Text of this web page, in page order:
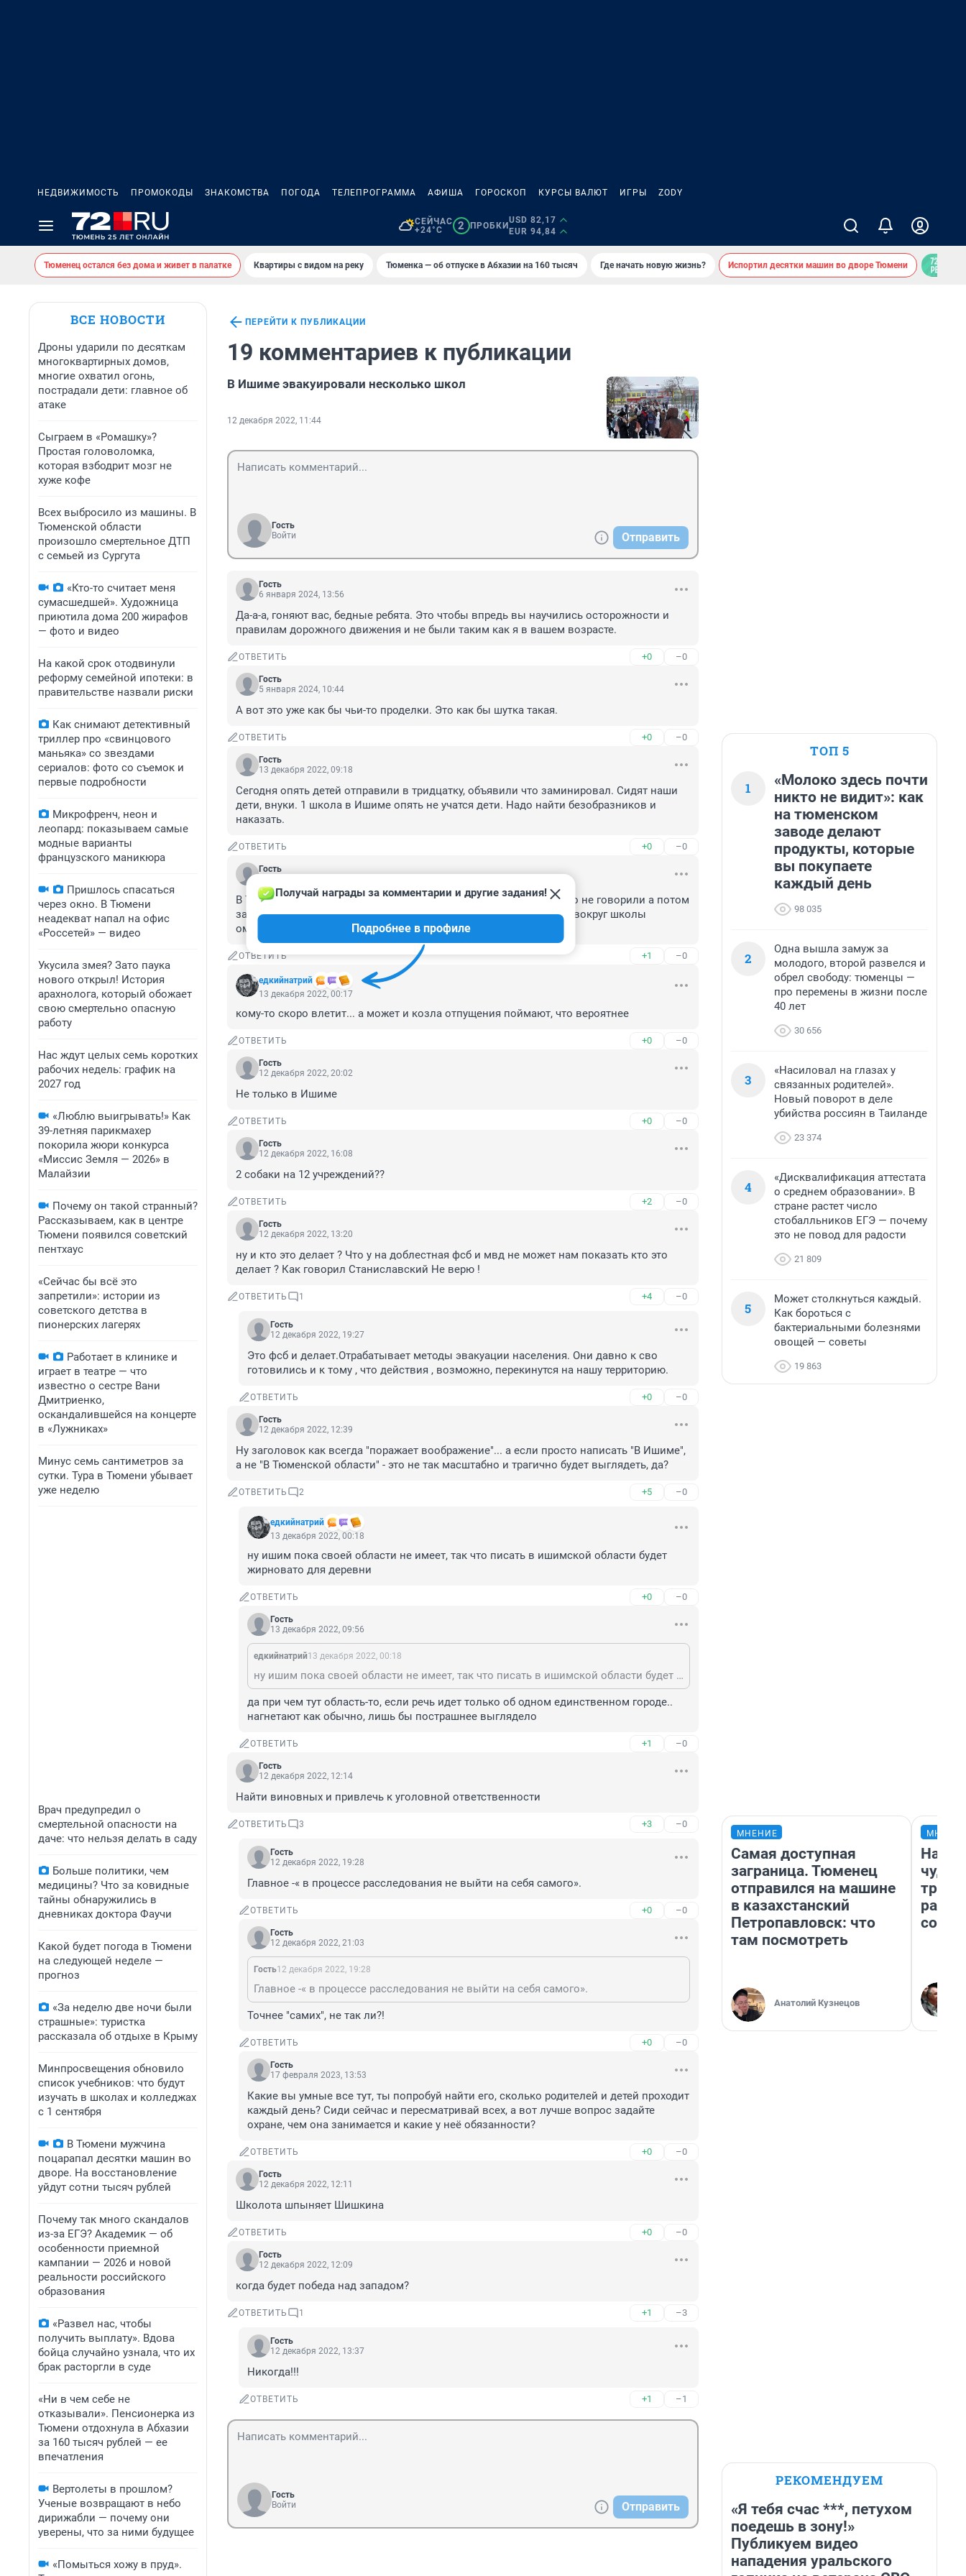
НЕДВИЖИМОСТЬ ПРОМОКОДЫ ЗНАКОМСТВА ПОГОДА ТЕЛЕПРОГРАММА АФИША ГОРОСКОП КУРСЫ ВАЛЮТ ИГРЫ ZODY
СЕЙЧАС
+24°C
2 ПРОБКИ
USD 82,17
EUR 94,84
Тюменец остался без дома и живет в палатке Квартиры с видом на реку Тюменка — об отпуске в Абхазии на 160 тысяч Где начать новую жизнь? Испортил десятки машин во дворе Тюмени
ВСЕ НОВОСТИ
Дроны ударили по десяткам
многоквартирных домов,
многие охватил огонь,
пострадали дети: главное об
атаке
Сыграем в «Ромашку»?
Простая головоломка,
которая взбодрит мозг не
хуже кофе
Всех выбросило из машины. В
Тюменской области
произошло смертельное ДТП
с семьей из Сургута
«Кто-то считает меня
сумасшедшей». Художница
приютила дома 200 жирафов
— фото и видео
На какой срок отодвинули
реформу семейной ипотеки: в
правительстве назвали риски
Как снимают детективный
триллер про «свинцового
маньяка» со звездами
сериалов: фото со съемок и
первые подробности
Микрофренч, неон и
леопард: показываем самые
модные варианты
французского маникюра
Пришлось спасаться
через окно. В Тюмени
неадекват напал на офис
«Россетей» — видео
Укусила змея? Зато паука
нового открыл! История
арахнолога, который обожает
свою смертельно опасную
работу
Нас ждут целых семь коротких
рабочих недель: график на
2027 год
«Люблю выигрывать!» Как
39-летняя парикмахер
покорила жюри конкурса
«Миссис Земля — 2026» в
Малайзии
Почему он такой странный?
Рассказываем, как в центре
Тюмени появился советский
пентхаус
«Сейчас бы всё это
запретили»: истории из
советского детства в
пионерских лагерях
Работает в клинике и
играет в театре — что
известно о сестре Вани
Дмитриенко,
оскандалившейся на концерте
в «Лужниках»
Минус семь сантиметров за
сутки. Тура в Тюмени убывает
уже неделю
Врач предупредил о
смертельной опасности на
даче: что нельзя делать в саду
Больше политики, чем
медицины? Что за ковидные
тайны обнаружились в
дневниках доктора Фаучи
Какой будет погода в Тюмени
на следующей неделе —
прогноз
«За неделю две ночи были
страшные»: туристка
рассказала об отдыхе в Крыму
Минпросвещения обновило
список учебников: что будут
изучать в школах и колледжах
с 1 сентября
В Тюмени мужчина
поцарапал десятки машин во
дворе. На восстановление
уйдут сотни тысяч рублей
Почему так много скандалов
из-за ЕГЭ? Академик — об
особенности приемной
кампании — 2026 и новой
реальности российского
образования
«Развел нас, чтобы
получить выплату». Вдова
бойца случайно узнала, что их
брак расторгли в суде
«Ни в чем себе не
отказывали». Пенсионерка из
Тюмени отдохнула в Абхазии
за 160 тысяч рублей — ее
впечатления
Вертолеты в прошлом?
Ученые возвращают в небо
дирижабли — почему они
уверены, что за ними будущее
«Помыться хожу в пруд».
ПЕРЕЙТИ К ПУБЛИКАЦИИ
19 комментариев к публикации
В Ишиме эвакуировали несколько школ
12 декабря 2022, 11:44
Гость
Войти
Отправить
Гость
6 января 2024, 13:56
Да-а-а, гоняют вас, бедные ребята. Это чтобы впредь вы научились осторожности и
правилам дорожного движения и не были таким как я в вашем возрасте.
ОТВЕТИТЬ +0 –0
Гость
5 января 2024, 10:44
А вот это уже как бы чьи-то проделки. Это как бы шутка такая.
ОТВЕТИТЬ +0 –0
Гость
13 декабря 2022, 09:18
Сегодня опять детей отправили в тридцатку, объявили что заминировал. Сидят наши
дети, внуки. 1 школа в Ишиме опять не учатся дети. Надо найти безобразников и
наказать.
ОТВЕТИТЬ +0 –0
Гость
В Тобольске одновременно с Ишимом. Однако у нас долго ничего не говорили а потом
заявили что воду отключили поэтому детей домой отправили. А вокруг школы
омоновцы бегали, наверное искали как воду включать)))
ОТВЕТИТЬ +1 –0
едкийнатрий
Получай награды за комментарии и другие задания!
Подробнее в профиле
13 декабря 2022, 00:17
кому-то скоро влетит... а может и козла отпущения поймают, что вероятнее
ОТВЕТИТЬ +0 –0
Гость
12 декабря 2022, 20:02
Не только в Ишиме
ОТВЕТИТЬ +0 –0
Гость
12 декабря 2022, 16:08
2 собаки на 12 учреждений??
ОТВЕТИТЬ +2 –0
Гость
12 декабря 2022, 13:20
ну и кто это делает ? Что у на доблестная фсб и мвд не может нам показать кто это
делает ? Как говорил Станиславский Не верю !
ОТВЕТИТЬ 1 +4 –0
Гость
12 декабря 2022, 19:27
Это фсб и делает.Отрабатывает методы эвакуации населения. Они давно к сво
готовились и к тому , что действия , возможно, перекинутся на нашу территорию.
ОТВЕТИТЬ +0 –0
Гость
12 декабря 2022, 12:39
Ну заголовок как всегда "поражает воображение"... а если просто написать "В Ишиме",
а не "В Тюменской области" - это не так масштабно и трагично будет выглядеть, да?
ОТВЕТИТЬ 2 +5 –0
едкийнатрий
13 декабря 2022, 00:18
ну ишим пока своей области не имеет, так что писать в ишимской области будет
жирновато для деревни
ОТВЕТИТЬ +0 –0
Гость
13 декабря 2022, 09:56
едкийнатрий13 декабря 2022, 00:18
ну ишим пока своей области не имеет, так что писать в ишимской области будет жирновато для деревни
да при чем тут область-то, если речь идет только об одном единственном городе..
нагнетают как обычно, лишь бы пострашнее выглядело
ОТВЕТИТЬ +1 –0
Гость
12 декабря 2022, 12:14
Найти виновных и привлечь к уголовной ответственности
ОТВЕТИТЬ 3 +3 –0
Гость
12 декабря 2022, 19:28
Главное -« в процессе расследования не выйти на себя самого».
ОТВЕТИТЬ +0 –0
Гость
12 декабря 2022, 21:03
Гость12 декабря 2022, 19:28
Главное -« в процессе расследования не выйти на себя самого».
Точнее "самих", не так ли?!
ОТВЕТИТЬ +0 –0
Гость
17 февраля 2023, 13:53
Какие вы умные все тут, ты попробуй найти его, сколько родителей и детей проходит
каждый день? Сиди сейчас и пересматривай всех, а вот лучше вопрос задайте
охране, чем она занимается и какие у неё обязанности?
ОТВЕТИТЬ +0 –0
Гость
12 декабря 2022, 12:11
Школота шпыняет Шишкина
ОТВЕТИТЬ +0 –0
Гость
12 декабря 2022, 12:09
когда будет победа над западом?
ОТВЕТИТЬ 1 +1 –3
Гость
12 декабря 2022, 13:37
Никогда!!!
ОТВЕТИТЬ +1 –1
Гость
Войти
Отправить
ТОП 5
1
«Молоко здесь почти
никто не видит»: как
на тюменском
заводе делают
продукты, которые
вы покупаете
каждый день
98 035
2
Одна вышла замуж за
молодого, второй развелся и
обрел свободу: тюменцы —
про перемены в жизни после
40 лет
30 656
3
«Насиловал на глазах у
связанных родителей».
Новый поворот в деле
убийства россиян в Таиланде
23 374
4
«Дисквалификация аттестата
о среднем образовании». В
стране растет число
стобалльников ЕГЭ — почему
это не повод для радости
21 809
5
Может столкнуться каждый.
Как бороться с
бактериальными болезнями
овощей — советы
19 863
МНЕНИЕ
Самая доступная
заграница. Тюменец
отправился на машине
в казахстанский
Петропавловск: что
там посмотреть
Анатолий Кузнецов
РЕКОМЕНДУЕМ
«Я тебя счас ***, петухом
поедешь в зону!»
Публикуем видео
нападения уральского